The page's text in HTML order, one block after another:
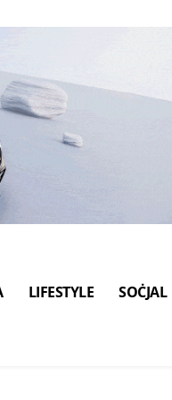
LIFESTYLE SOĊJAL